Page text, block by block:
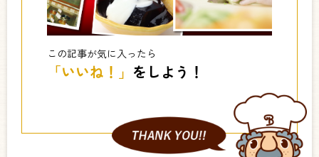
この記事が気に入ったら
「いいね！」 をしよう！